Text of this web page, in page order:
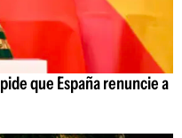
que España renuncie a